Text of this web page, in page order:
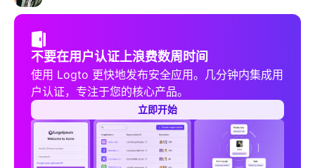
不要在用户认证上浪费数周时间
使用 Logto 更快地发布安全应用。几分钟内集成用
户认证，专注于您的核心产品。
立即开始